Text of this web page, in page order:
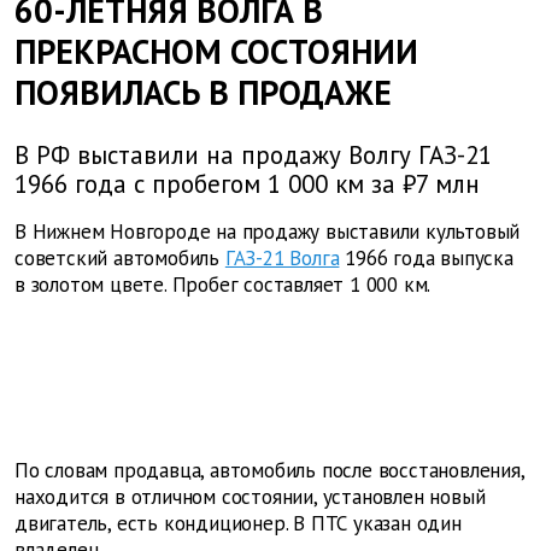
60-ЛЕТНЯЯ ВОЛГА В
ПРЕКРАСНОМ СОСТОЯНИИ
ПОЯВИЛАСЬ В ПРОДАЖЕ
В РФ выставили на продажу Волгу ГАЗ-21
1966 года с пробегом 1 000 км за ₽7 млн
В Нижнем Новгороде на продажу выставили культовый
советский автомобиль ГАЗ-21 Волга1966 года выпуска
в золотом цвете. Пробег составляет 1 000 км.
По словам продавца, автомобиль после восстановления,
находится в отличном состоянии, установлен новый
двигатель, есть кондиционер. В ПТС указан один